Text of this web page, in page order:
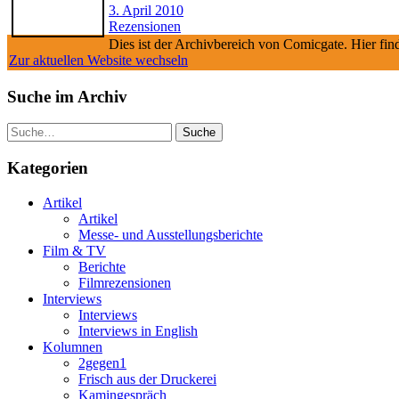
3. April 2010
Rezensionen
Dies ist der Archivbereich von Comicgate. Hier
Zur aktuellen Website wechseln
Suche im Archiv
Suche
Kategorien
Artikel
Artikel
Messe- und Ausstellungsberichte
Film & TV
Berichte
Filmrezensionen
Interviews
Interviews
Interviews in English
Kolumnen
2gegen1
Frisch aus der Druckerei
Kamingespräch